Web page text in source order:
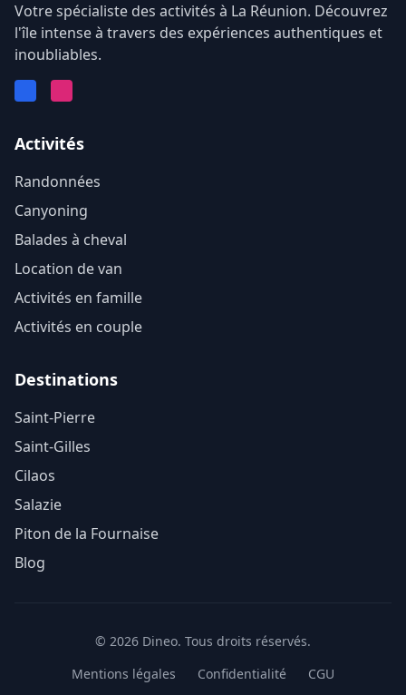
Votre spécialiste des activités à La Réunion. Découvrez
l'île intense à travers des expériences authentiques et
inoubliables.
Activités
Randonnées
Canyoning
Balades à cheval
Location de van
Activités en famille
Activités en couple
Destinations
Saint-Pierre
Saint-Gilles
Cilaos
Salazie
Piton de la Fournaise
Blog
© 2026 Dineo. Tous droits réservés.
Mentions légales
Confidentialité CGU